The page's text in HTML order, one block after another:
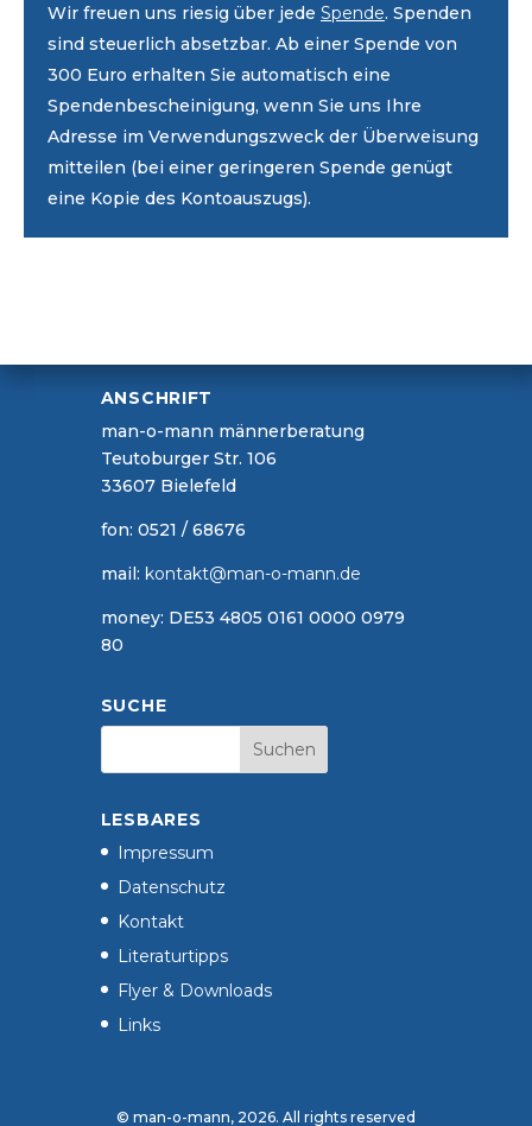
Wir freuen uns riesig über jede Spende. Spenden
sind steuerlich absetzbar. Ab einer Spende von
300 Euro erhalten Sie automatisch eine
Spendenbescheinigung, wenn Sie uns Ihre
Adresse im Verwendungszweck der Überweisung
mitteilen (bei einer geringeren Spende genügt
eine Kopie des Kontoauszugs).
ANSCHRIFT
man-o-mann männerberatung
Teutoburger Str. 106
33607 Bielefeld
fon: 0521 / 68676
mail: kontakt@man-o-mann.de
money: DE53 4805 0161 0000 0979
80
SUCHE
LESBARES
Impressum
Datenschutz
Kontakt
Literaturtipps
Flyer & Downloads
Links
© man-o-mann, 2026. All rights reserved